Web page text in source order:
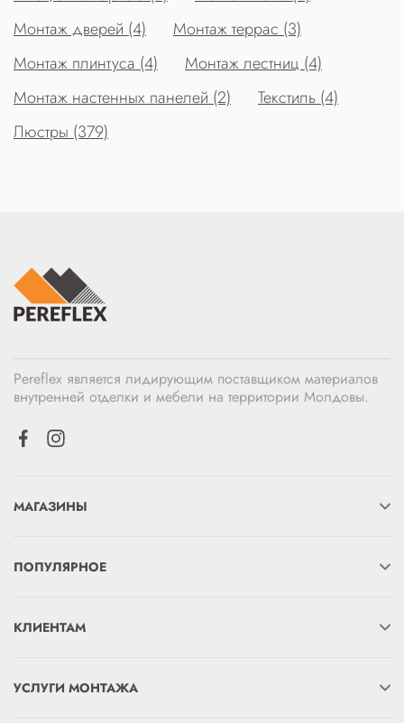
Монтаж дверей (4)
Монтаж террас (3)
Монтаж плинтуса (4)
Монтаж лестниц (4)
Монтаж настенных панелей (2)
Текстиль (4)
Люстры (379)
Pereflex является лидирующим поставщиком материалов
внутренней отделки и мебели на территории Молдовы.
МАГАЗИНЫ
ПОПУЛЯРНОЕ
КЛИЕНТАМ
УСЛУГИ МОНТАЖА